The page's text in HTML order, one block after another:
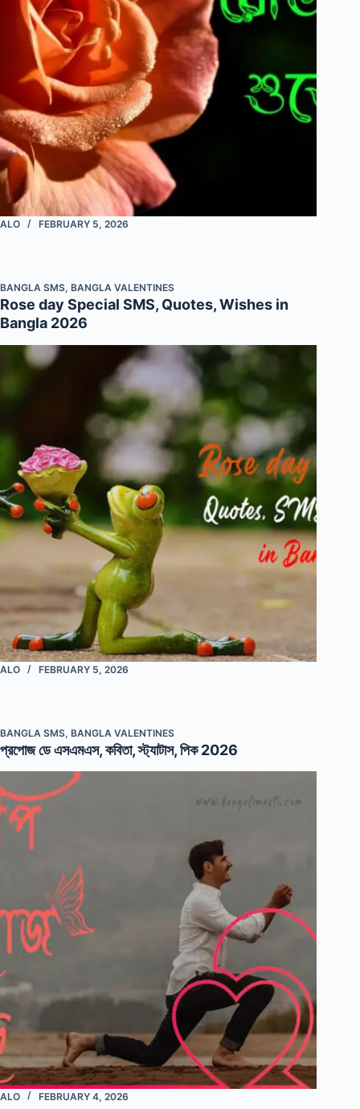
ALO FEBRUARY 5, 2026
BANGLA SMS, BANGLA VALENTINES
Rose day Special SMS, Quotes, Wishes in
Bangla 2026
ALO FEBRUARY 5, 2026
BANGLA SMS, BANGLA VALENTINES
প্রপোজ ডে এসএমএস, কবিতা, স্ট্যাটাস, পিক 2026
ALO FEBRUARY 4, 2026